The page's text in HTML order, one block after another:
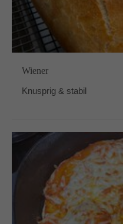
Wiener
Knusprig & stabil